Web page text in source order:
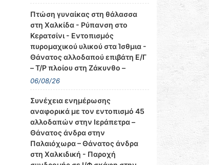
Πτώση γυναίκας στη θάλασσα
στη Χαλκίδα - Ρύπανση στο
Κερατσίνι - Εντοπισμός
πυρομαχικού υλικού στα Ίσθμια -
Θάνατος αλλοδαπού επιβάτη Ε/Γ
– Τ/Ρ πλοίου στη Ζάκυνθο –
06/08/26
Συνέχεια ενημέρωσης
αναφορικά με τον εντοπισμό 45
αλλοδαπών στην Ιεράπετρα –
Θάνατος άνδρα στην
Παλαιόχωρα – Θάνατος άνδρα
στη Χαλκιδική - Παροχή